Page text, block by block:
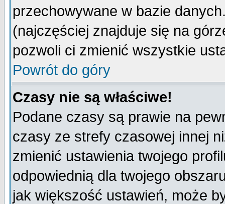
przechowywane w bazie
(najczęściej znajduje się na
pozwoli ci zmienić wszystkie
Powrót do góry
Czasy nie są właściwe!
Podane czasy są prawie na
czasy ze strefy czasowej innej
zmienić ustawienia twojego
odpowiednią dla twojego
jak większość ustawień, może